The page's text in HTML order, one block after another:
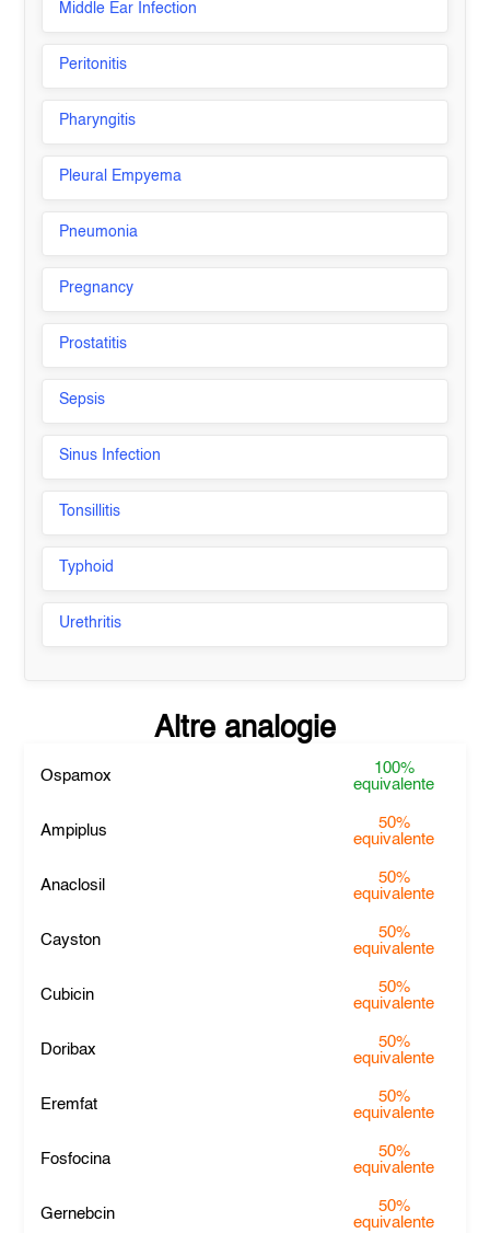
Middle Ear Infection
Peritonitis
Pharyngitis
Pleural Empyema
Pneumonia
Pregnancy
Prostatitis
Sepsis
Sinus Infection
Tonsillitis
Typhoid
Urethritis
Altre analogie
Ospamox
100%
equivalente
Ampiplus
50%
equivalente
Anaclosil
50%
equivalente
Cayston
50%
equivalente
Cubicin
50%
equivalente
Doribax
50%
equivalente
Eremfat
50%
equivalente
Fosfocina
50%
equivalente
Gernebcin
50%
equivalente